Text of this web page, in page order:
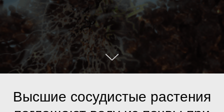
Высшие сосудистые растения